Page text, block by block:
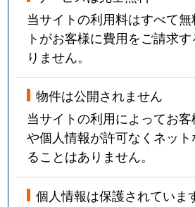
当サイトの利用料はすべて
トがお客様に費用をご請求
りません。
物件は公開されません
当サイトの利用によってお
や個人情報が許可なくネッ
ることはありません。
個人情報は保護されていま